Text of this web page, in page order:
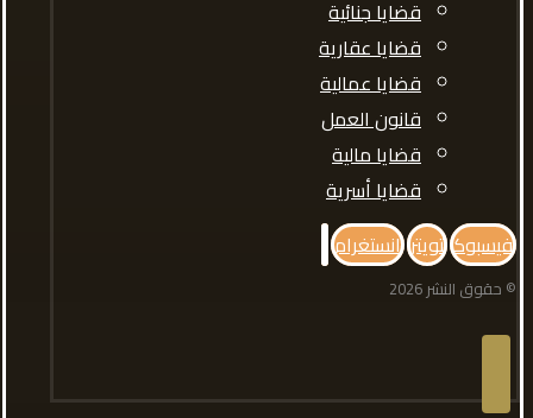
قضايا جنائية
قضايا عقارية
قضايا عمالية
قانون العمل
قضايا مالية
قضايا أسرية
فيسبوك تويتر انستغرام
© حقوق النشر 2026